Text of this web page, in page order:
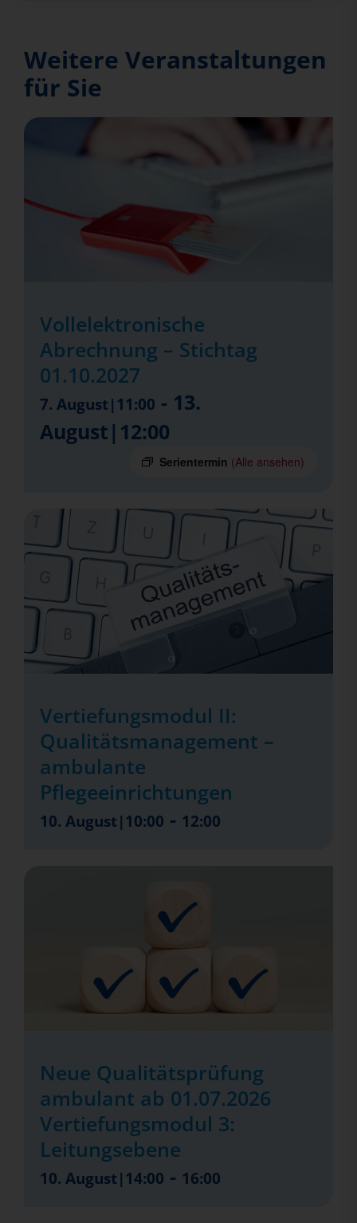
Weitere Veranstaltungen
für Sie
Vollelektronische
Abrechnung – Stichtag
01.10.2027
7. August|11:00 - 13.
August|12:00
Serientermin (Alle ansehen)
Vertiefungsmodul II:
Qualitätsmanagement –
ambulante
Pflegeeinrichtungen
10. August|10:00 - 12:00
Neue Qualitätsprüfung
ambulant ab 01.07.2026
Vertiefungsmodul 3:
Leitungsebene
10. August|14:00 - 16:00